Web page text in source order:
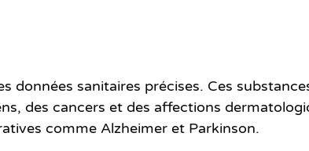
données sanitaires précises. Ces
des cancers et des affections
comme Alzheimer et Parkinson.